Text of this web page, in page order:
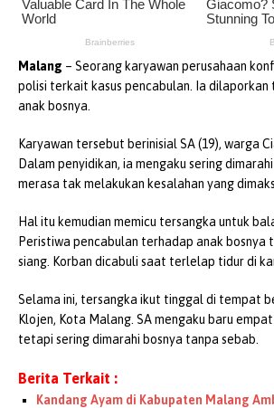
Malang – Seorang karyawan perusahaan
polisi terkait kasus pencabulan. Ia dilaporkan
anak bosnya.
Karyawan tersebut berinisial SA (19), warga
Dalam penyidikan, ia mengaku sering
merasa tak melakukan kesalahan yang
Hal itu kemudian memicu tersangka untuk
Peristiwa pencabulan terhadap anak bosnya
siang. Korban dicabuli saat terlelap tidur di
Selama ini, tersangka ikut tinggal di tempat
Klojen, Kota Malang. SA mengaku baru
tetapi sering dimarahi bosnya tanpa sebab.
Berita Terkait :
Kandang Ayam di Kabupaten Malang